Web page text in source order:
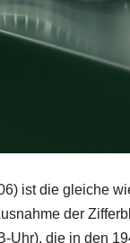
ist die gleiche
der
Uhr), die in den